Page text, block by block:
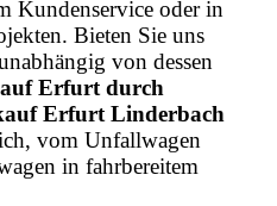
Kundenservice oder in
Bieten Sie uns
von dessen
Erfurt durch
Erfurt Linderbach
vom Unfallwagen
in fahrbereitem